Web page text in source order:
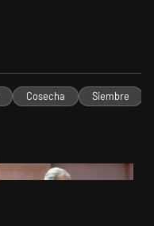
Cosecha Siembre
Gobierno perdió la
artículo de tendencia con el